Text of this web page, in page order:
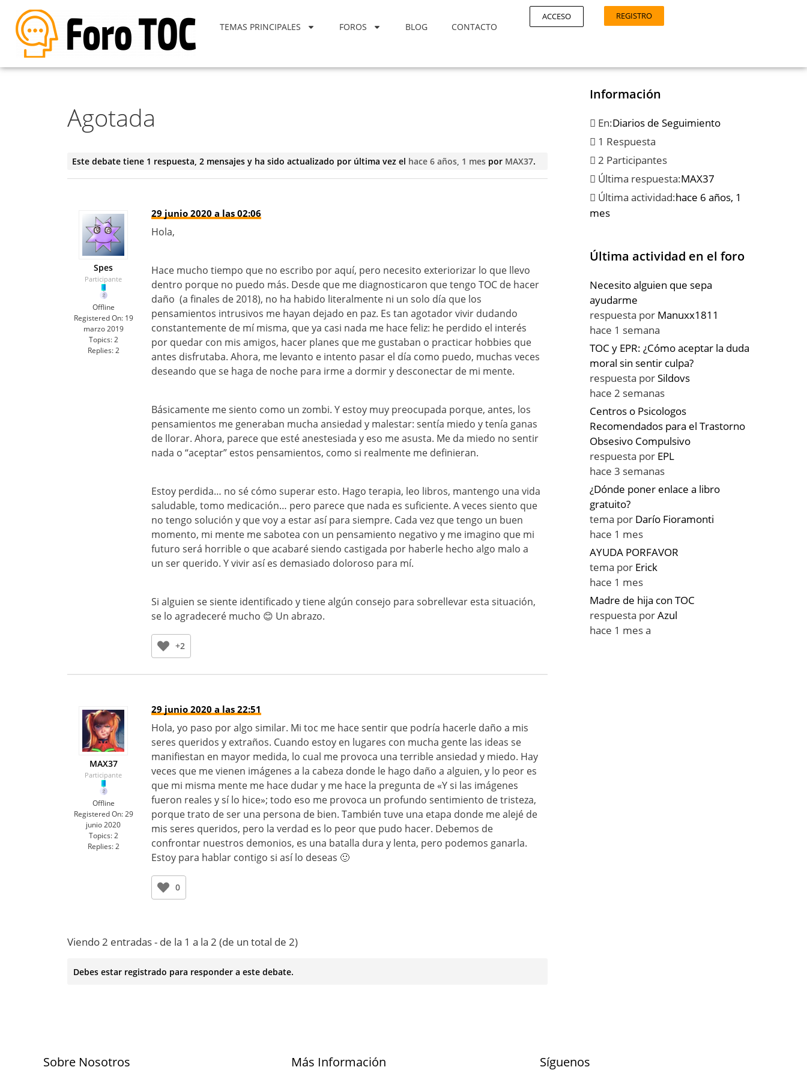
TEMAS PRINCIPALES FOROS BLOG CONTACTO
ACCESO REGISTRO
Agotada
Este debate tiene 1 respuesta, 2 mensajes y ha sido actualizado por última vez el hace 6 años, 1 mes por MAX37.
Spes
Participante
Offline
Registered On: 19
marzo 2019
Topics: 2
Replies: 2
29 junio 2020 a las 02:06
Hola,
Hace mucho tiempo que no escribo por aquí, pero necesito exteriorizar lo que llevo
dentro porque no puedo más. Desde que me diagnosticaron que tengo TOC de hacer
daño (a finales de 2018), no ha habido literalmente ni un solo día que los
pensamientos intrusivos me hayan dejado en paz. Es tan agotador vivir dudando
constantemente de mí misma, que ya casi nada me hace feliz: he perdido el interés
por quedar con mis amigos, hacer planes que me gustaban o practicar hobbies que
antes disfrutaba. Ahora, me levanto e intento pasar el día como puedo, muchas veces
deseando que se haga de noche para irme a dormir y desconectar de mi mente.
Básicamente me siento como un zombi. Y estoy muy preocupada porque, antes, los
pensamientos me generaban mucha ansiedad y malestar: sentía miedo y tenía ganas
de llorar. Ahora, parece que esté anestesiada y eso me asusta. Me da miedo no sentir
nada o “aceptar” estos pensamientos, como si realmente me definieran.
Estoy perdida… no sé cómo superar esto. Hago terapia, leo libros, mantengo una vida
saludable, tomo medicación… pero parece que nada es suficiente. A veces siento que
no tengo solución y que voy a estar así para siempre. Cada vez que tengo un buen
momento, mi mente me sabotea con un pensamiento negativo y me imagino que mi
futuro será horrible o que acabaré siendo castigada por haberle hecho algo malo a
un ser querido. Y vivir así es demasiado doloroso para mí.
Si alguien se siente identificado y tiene algún consejo para sobrellevar esta situación,
se lo agradeceré mucho 😊 Un abrazo.
+2
MAX37
Participante
Offline
Registered On: 29
junio 2020
Topics: 2
Replies: 2
29 junio 2020 a las 22:51
Hola, yo paso por algo similar. Mi toc me hace sentir que podría hacerle daño a mis
seres queridos y extraños. Cuando estoy en lugares con mucha gente las ideas se
manifiestan en mayor medida, lo cual me provoca una terrible ansiedad y miedo. Hay
veces que me vienen imágenes a la cabeza donde le hago daño a alguien, y lo peor es
que mi misma mente me hace dudar y me hace la pregunta de «Y si las imágenes
fueron reales y sí lo hice»; todo eso me provoca un profundo sentimiento de tristeza,
porque trato de ser una persona de bien. También tuve una etapa donde me alejé de
mis seres queridos, pero la verdad es lo peor que pudo hacer. Debemos de
confrontar nuestros demonios, es una batalla dura y lenta, pero podemos ganarla.
Estoy para hablar contigo si así lo deseas 🙂
0
Viendo 2 entradas - de la 1 a la 2 (de un total de 2)
Debes estar registrado para responder a este debate.
Información
En:Diarios de Seguimiento
1 Respuesta
2 Participantes
Última respuesta:MAX37
Última actividad:hace 6 años, 1
mes
Última actividad en el foro
Necesito alguien que sepa
ayudarme
respuesta por Manuxx1811
hace 1 semana
TOC y EPR: ¿Cómo aceptar la duda
moral sin sentir culpa?
respuesta porSildovs
hace 2 semanas
Centros o Psicologos
Recomendados para el Trastorno
Obsesivo Compulsivo
respuesta por EPL
hace 3 semanas
¿Dónde poner enlace a libro
gratuito?
tema por Darío Fioramonti
hace 1 mes
AYUDA PORFAVOR
tema por Erick
hace 1 mes
Madre de hija con TOC
respuesta porAzul
hace 1 mes a
Sobre Nosotros Más Información Síguenos